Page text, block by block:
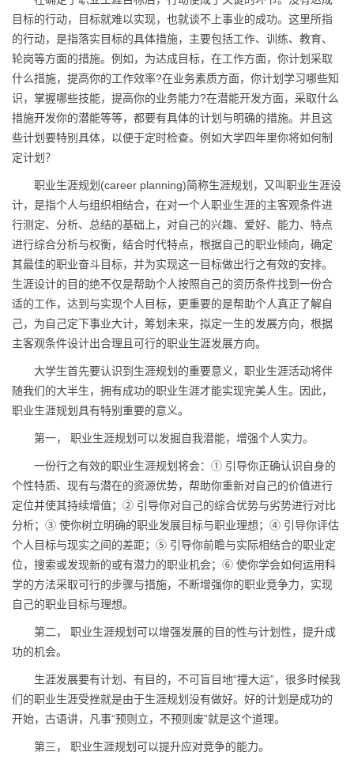
目标的行动，目标就难以实现，也就谈不上事业的成功。这里所指
的行动，是指落实目标的具体措施，主要包括工作、训练、教育、
轮岗等方面的措施。例如，为达成目标，在工作方面，你计划采取
什么措施，提高你的工作效率?在业务素质方面，你计划学习哪些知
识，掌握哪些技能，提高你的业务能力?在潜能开发方面，采取什么
措施开发你的潜能等等，都要有具体的计划与明确的措施。并且这
些计划要特别具体，以便于定时检查。例如大学四年里你将如何制
定计划？
职业生涯规划(career planning)简称生涯规划，又叫职业生涯设
计，是指个人与组织相结合，在对一个人职业生涯的主客观条件进
行测定、分析、总结的基础上，对自己的兴趣、爱好、能力、特点
进行综合分析与权衡，结合时代特点，根据自己的职业倾向，确定
其最佳的职业奋斗目标，并为实现这一目标做出行之有效的安排。
生涯设计的目的绝不仅是帮助个人按照自己的资历条件找到一份合
适的工作，达到与实现个人目标，更重要的是帮助个人真正了解自
己，为自己定下事业大计，筹划未来，拟定一生的发展方向，根据
主客观条件设计出合理且可行的职业生涯发展方向。
大学生首先要认识到生涯规划的重要意义，职业生涯活动将伴
随我们的大半生，拥有成功的职业生涯才能实现完美人生。因此，
职业生涯规划具有特别重要的意义。
第一， 职业生涯规划可以发掘自我潜能，增强个人实力。
一份行之有效的职业生涯规划将会：① 引导你正确认识自身的
个性特质、现有与潜在的资源优势，帮助你重新对自己的价值进行
定位并使其持续增值；② 引导你对自己的综合优势与劣势进行对比
分析；③ 使你树立明确的职业发展目标与职业理想；④ 引导你评估
个人目标与现实之间的差距；⑤ 引导你前瞻与实际相结合的职业定
位，搜索或发现新的或有潜力的职业机会；⑥ 使你学会如何运用科
学的方法采取可行的步骤与措施，不断增强你的职业竞争力，实现
自己的职业目标与理想。
第二， 职业生涯规划可以增强发展的目的性与计划性，提升成
功的机会。
生涯发展要有计划、有目的，不可盲目地“撞大运”，很多时候我
们的职业生涯受挫就是由于生涯规划没有做好。好的计划是成功的
开始，古语讲，凡事“预则立，不预则废”就是这个道理。
第三， 职业生涯规划可以提升应对竞争的能力。